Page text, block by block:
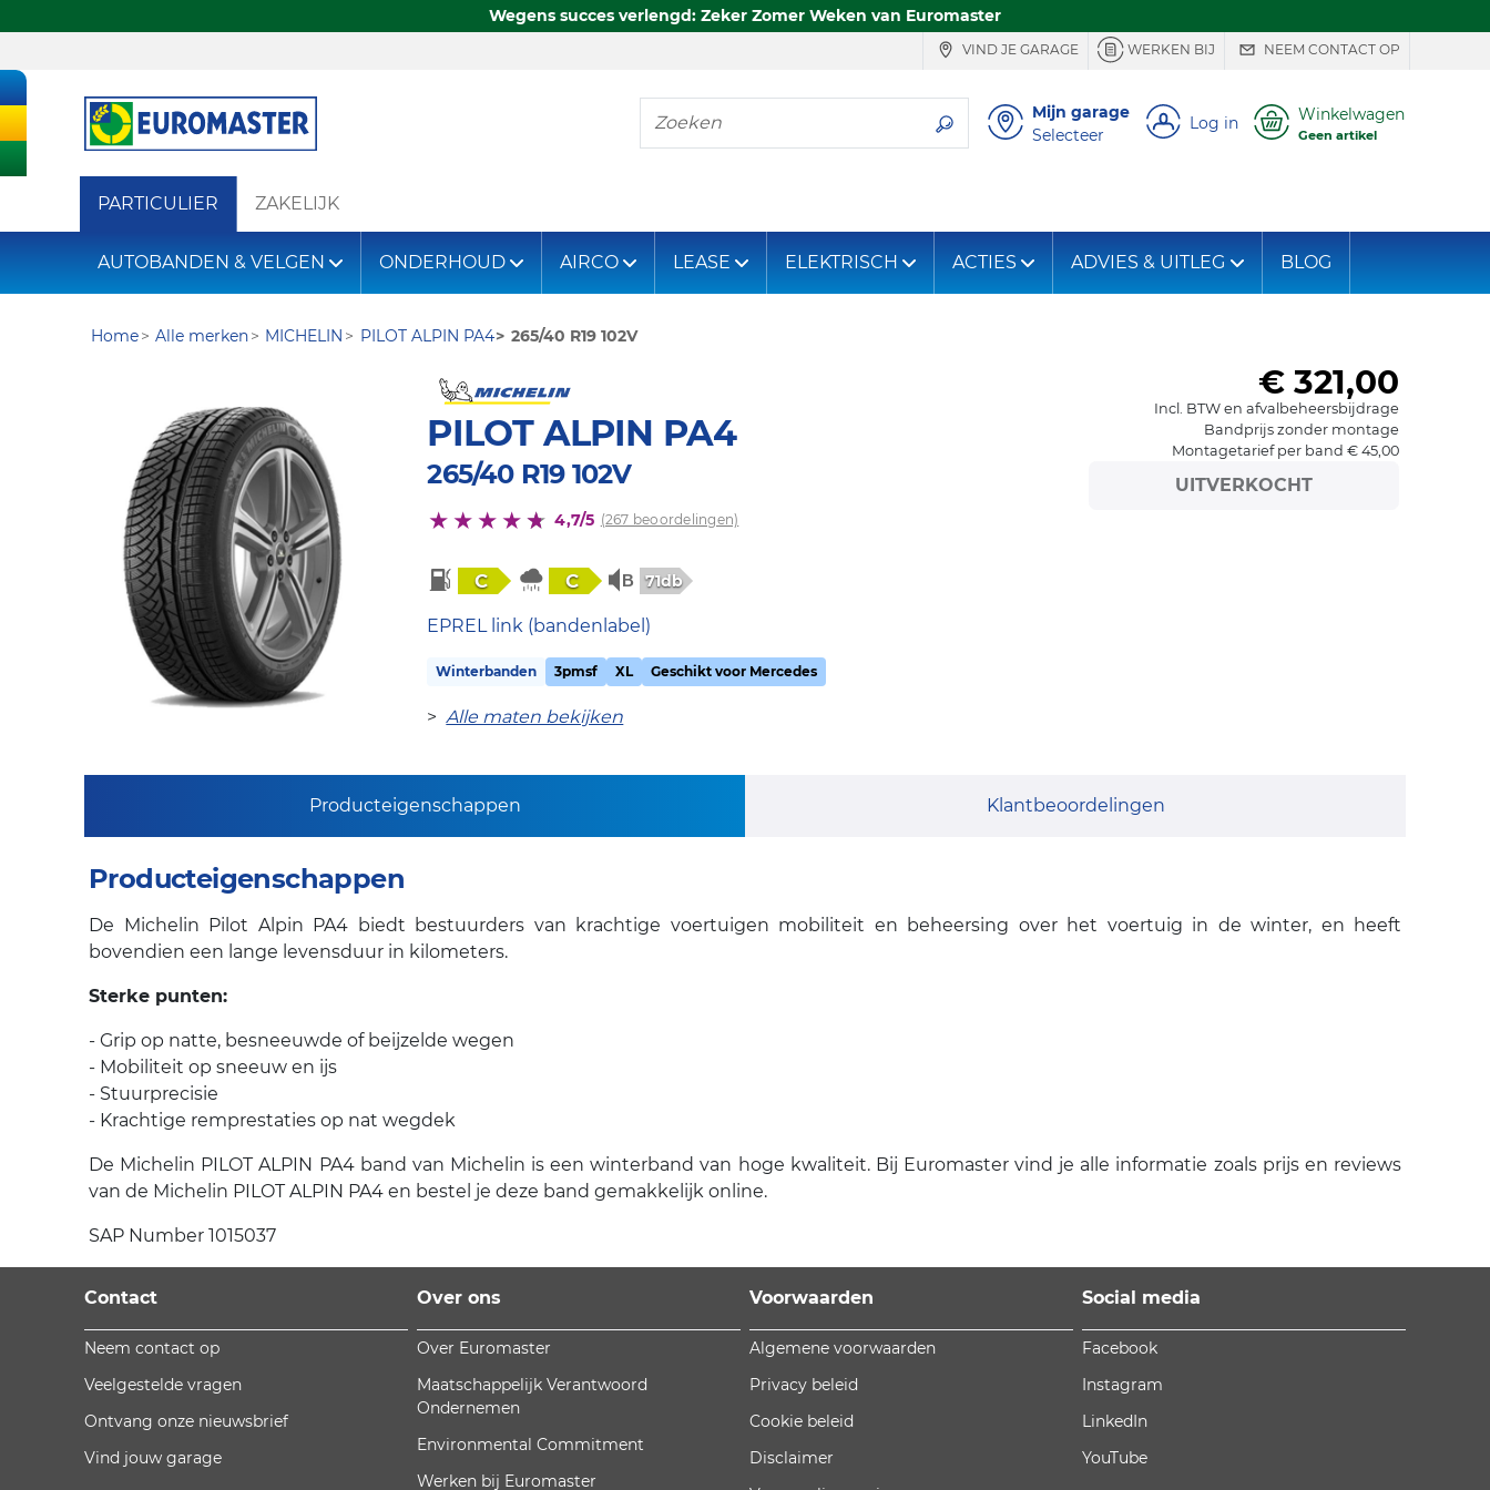
Wegens succes verlengd: Zeker Zomer Weken van Euromaster
VIND JE GARAGE WERKEN BIJ NEEM CONTACT OP
Zoeken
Mijn garage
Selecteer
Log in Winkelwagen
Geen artikel
PARTICULIER ZAKELIJK
AUTOBANDEN & VELGEN ONDERHOUD AIRCO LEASE ELEKTRISCH ACTIES ADVIES & UITLEG BLOG
Home Alle merken MICHELIN PILOT ALPIN PA4 265/40 R19 102V
PILOT ALPIN PA4
265/40 R19 102V
4,7/5 (267 beoordelingen)
C C 71db
EPREL link (bandenlabel)
Winterbanden 3pmsf XL Geschikt voor Mercedes
>Alle maten bekijken
€ 321,00
Incl. BTW en afvalbeheersbijdrage
Bandprijs zonder montage
Montagetarief per band € 45,00
UITVERKOCHT
Producteigenschappen Klantbeoordelingen
Producteigenschappen
De Michelin Pilot Alpin PA4 biedt bestuurders van krachtige voertuigen mobiliteit en beheersing over het voertuig in de winter, en heeft
bovendien een lange levensduur in kilometers.
Sterke punten:
- Grip op natte, besneeuwde of beijzelde wegen
- Mobiliteit op sneeuw en ijs
- Stuurprecisie
- Krachtige remprestaties op nat wegdek
De Michelin PILOT ALPIN PA4 band van Michelin is een winterband van hoge kwaliteit. Bij Euromaster vind je alle informatie zoals prijs en reviews
van de Michelin PILOT ALPIN PA4 en bestel je deze band gemakkelijk online.
SAP Number 1015037
Contact
Neem contact op
Veelgestelde vragen
Ontvang onze nieuwsbrief
Vind jouw garage
Over ons
Over Euromaster
Maatschappelijk Verantwoord
Ondernemen
Environmental Commitment
Werken bij Euromaster
Voorwaarden
Algemene voorwaarden
Privacy beleid
Cookie beleid
Disclaimer
Social media
Facebook
Instagram
LinkedIn
YouTube